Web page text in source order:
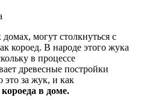
могут столкнуться с
короед. В народе этого жука
в процессе
древесные постройки
это за жук, и как
в доме.